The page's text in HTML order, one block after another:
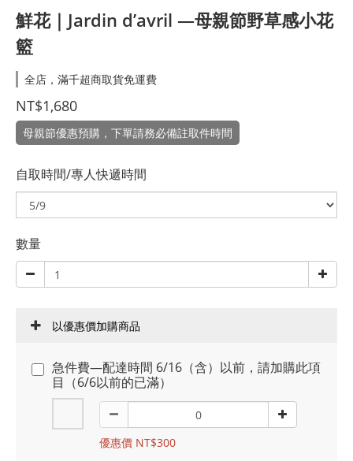
鮮花｜Jardin d’avril —母親節野草感小花
籃
全店，滿千超商取貨免運費
NT$1,680
母親節優惠預購，下單請務必備註取件時間
自取時間/專人快遞時間
數量
以優惠價加購商品
急件費—配達時間 6/16（含）以前，請加購此項
目（6/6以前的已滿）
優惠價 NT$300